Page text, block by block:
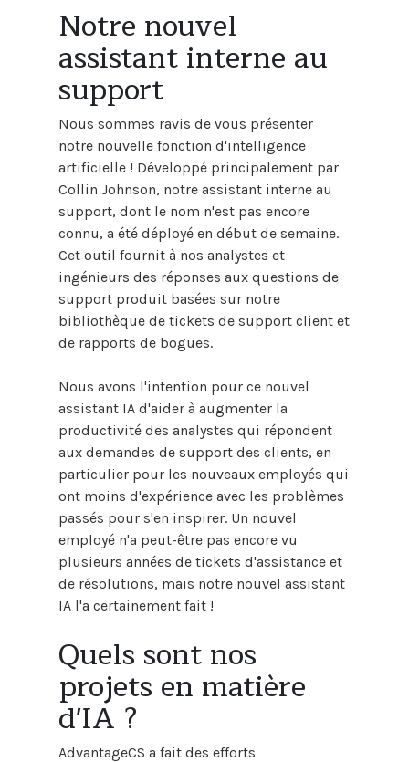
Notre nouvel
assistant interne au
support
Nous sommes ravis de vous présenter
notre nouvelle fonction d'intelligence
artificielle ! Développé principalement par
Collin Johnson, notre assistant interne au
support, dont le nom n'est pas encore
connu, a été déployé en début de semaine.
Cet outil fournit à nos analystes et
ingénieurs des réponses aux questions de
support produit basées sur notre
bibliothèque de tickets de support client et
de rapports de bogues.
Nous avons l'intention pour ce nouvel
assistant IA d'aider à augmenter la
productivité des analystes qui répondent
aux demandes de support des clients, en
particulier pour les nouveaux employés qui
ont moins d'expérience avec les problèmes
passés pour s'en inspirer. Un nouvel
employé n'a peut-être pas encore vu
plusieurs années de tickets d'assistance et
de résolutions, mais notre nouvel assistant
IA l'a certainement fait !
Quels sont nos
projets en matière
d'IA ?
AdvantageCS a fait des efforts